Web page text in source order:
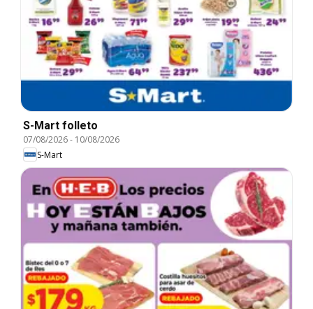
S-Mart folleto
07/08/2026- 10/08/2026
S-Mart